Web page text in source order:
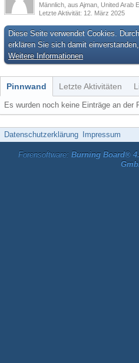
Männlich aus Ajman, United Arab
Letzte Aktivität 12. März 2025
Diese Seite verwendet Cookies.
erklären Sie sich damit
Weitere Informationen
Pinnwand Letzte Aktivitäten
Es wurden noch keine Einträge an der
Datenschutzerklärung Impressum
Forensoftware: Burning Board®